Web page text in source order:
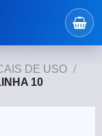
DE USO /
10